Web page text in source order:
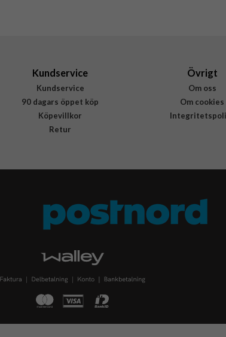
Kundservice
Kundservice
90 dagars öppet köp
Köpevillkor
Retur
Övrigt
Om oss
Om cookies